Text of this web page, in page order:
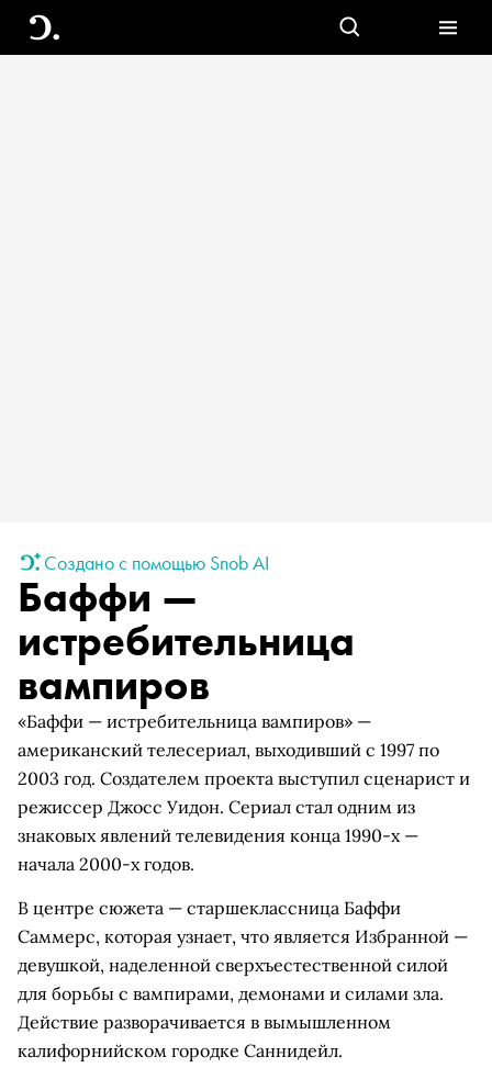
Создано с помощью Snob AI
Баффи —
истребительница
вампиров
«Баффи — истребительница вампиров» —
американский телесериал, выходивший с 1997 по
2003 год. Создателем проекта выступил сценарист и
режиссер Джосс Уидон. Сериал стал одним из
знаковых явлений телевидения конца 1990-х —
начала 2000-х годов.
В центре сюжета — старшеклассница Баффи
Саммерс, которая узнает, что является Избранной —
девушкой, наделенной сверхъестественной силой
для борьбы с вампирами, демонами и силами зла.
Действие разворачивается в вымышленном
калифорнийском городке Саннидейл.